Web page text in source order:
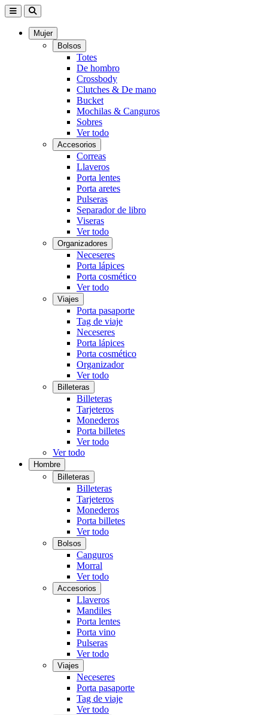
Mujer
Bolsos
Totes
De hombro
Crossbody
Clutches & De mano
Bucket
Mochilas & Canguros
Sobres
Ver todo
Accesorios
Correas
Llaveros
Porta lentes
Porta aretes
Pulseras
Separador de libro
Viseras
Ver todo
Organizadores
Neceseres
Porta lápices
Porta cosmético
Ver todo
Viajes
Porta pasaporte
Tag de viaje
Neceseres
Porta lápices
Porta cosmético
Organizador
Ver todo
Billeteras
Billeteras
Tarjeteros
Monederos
Porta billetes
Ver todo
Ver todo
Hombre
Billeteras
Billeteras
Tarjeteros
Monederos
Porta billetes
Ver todo
Bolsos
Canguros
Morral
Ver todo
Accesorios
Llaveros
Mandiles
Porta lentes
Porta vino
Pulseras
Ver todo
Viajes
Neceseres
Porta pasaporte
Tag de viaje
Ver todo